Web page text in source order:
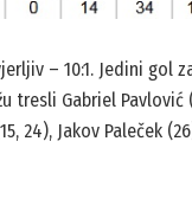
– 10:1. Jedini gol
tresli Gabriel Pavlović
24), Jakov Paleček